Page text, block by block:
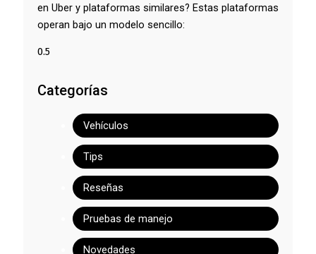
en Uber y plataformas similares? Estas plataformas
operan bajo un modelo sencillo:
Categorías
Vehículos
Tips
Reseñas
Pruebas de manejo
Novedades